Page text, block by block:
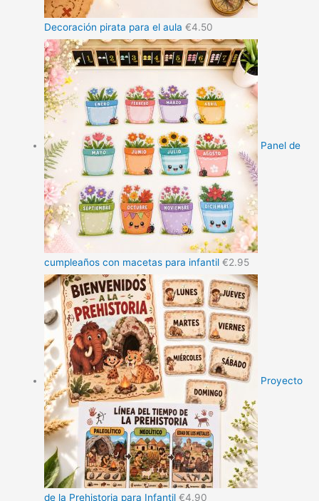
Decoración pirata para el aula €4.50
Panel de
cumpleaños con macetas para infantil €2.95
Proyecto
de la Prehistoria para Infantil €4.90